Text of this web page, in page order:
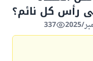
رأس كل نائم؟
337